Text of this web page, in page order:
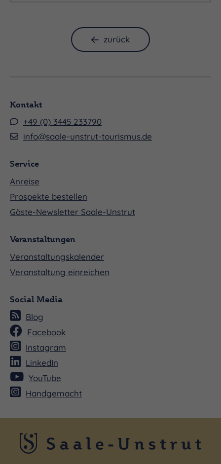
zurück
Kontakt
+49 (0) 3445 233790
info@saale-unstrut-tourismus.de
Service
Anreise
Prospekte bestellen
Gäste-Newsletter Saale-Unstrut
Veranstaltungen
Veranstaltungskalender
Veranstaltung einreichen
Social Media
Blog
Facebook
Instagram
LinkedIn
YouTube
Handgemacht